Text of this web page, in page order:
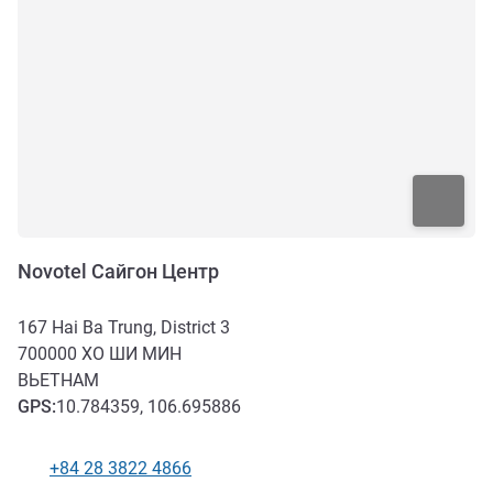
Novotel Сайгон Центр
167 Hai Ba Trung, District 3
700000 ХО ШИ МИН
ВЬЕТНАМ
GPS:10.784359, 106.695886
Телефон
+84 28 3822 4866